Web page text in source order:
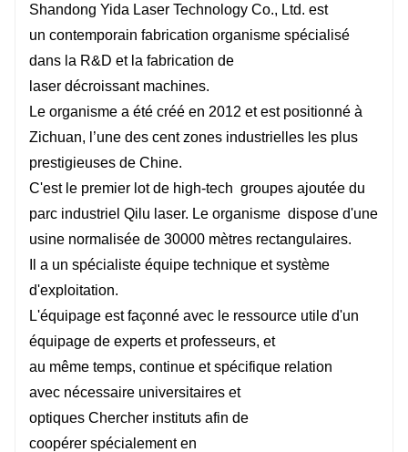
Shandong Yida Laser Technology Co., Ltd. est
un contemporain fabrication organisme spécialisé
dans la R&D et la fabrication de
laser décroissant machines.
Le organisme a été créé en 2012 et est positionné à
Zichuan, l’une des cent zones industrielles les plus
prestigieuses de Chine.
C'est le premier lot de high-tech groupes ajoutée du
parc industriel Qilu laser. Le organisme dispose d'une
usine normalisée de 30000 mètres rectangulaires.
Il a un spécialiste équipe technique et système
d'exploitation.
L'équipage estfaçonné avec le ressource utile d'un
équipage de experts et professeurs, et
au même temps, continue etspécifique relation
avec nécessaire universitaires et
optiques Chercher instituts afin de
coopérer spécialement en
6025H
6100mm*2500mm